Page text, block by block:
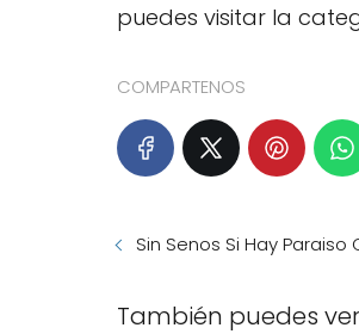
puedes visitar la
COMPARTENOS
Sin Senos Si Hay Paraiso
También puedes